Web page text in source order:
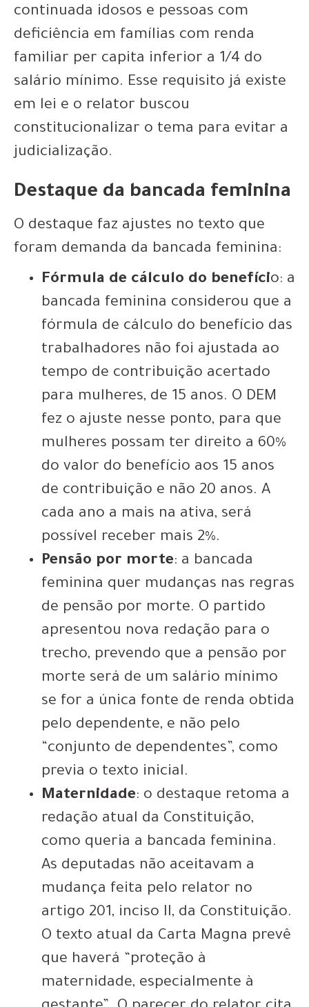
continuada idosos e pessoas com
deficiência em famílias com renda
familiar per capita inferior a 1/4 do
salário mínimo. Esse requisito já existe
em lei e o relator buscou
constitucionalizar o tema para evitar a
judicialização.
Destaque da bancada feminina
O destaque faz ajustes no texto que
foram demanda da bancada feminina:
Fórmula de cálculo do benefício: a
bancada feminina considerou que a
fórmula de cálculo do benefício das
trabalhadores não foi ajustada ao
tempo de contribuição acertado
para mulheres, de 15 anos. O DEM
fez o ajuste nesse ponto, para que
mulheres possam ter direito a 60%
do valor do benefício aos 15 anos
de contribuição e não 20 anos. A
cada ano a mais na ativa, será
possível receber mais 2%.
Pensão por morte: a bancada
feminina quer mudanças nas regras
de pensão por morte. O partido
apresentou nova redação para o
trecho, prevendo que a pensão por
morte será de um salário mínimo
se for a única fonte de renda obtida
pelo dependente, e não pelo
“conjunto de dependentes”, como
previa o texto inicial.
Maternidade: o destaque retoma a
redação atual da Constituição,
como queria a bancada feminina.
As deputadas não aceitavam a
mudança feita pelo relator no
artigo 201, inciso II, da Constituição.
O texto atual da Carta Magna prevê
que haverá “proteção à
maternidade, especialmente à